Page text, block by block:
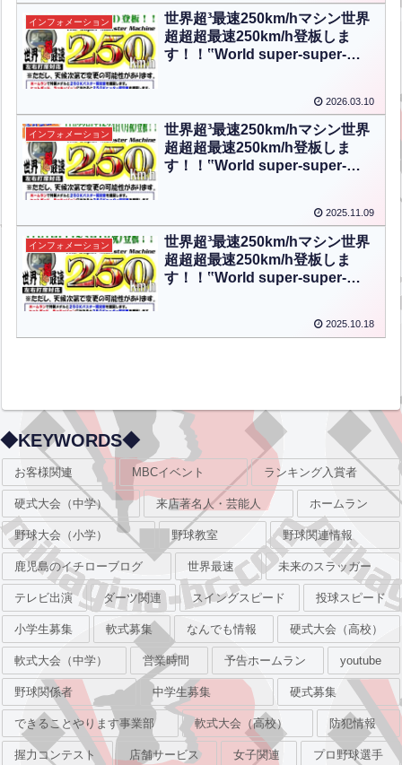
インフォメーション
世界超³最速250km/hマシン世界
超超超最速250km/h登板しま
す！！‟World super-super-
2026.03.10
インフォメーション
世界超³最速250km/hマシン世界
超超超最速250km/h登板しま
す！！‟World super-super-
2025.11.09
インフォメーション
世界超³最速250km/hマシン世界
超超超最速250km/h登板しま
す！！‟World super-super-
2025.10.18
◆KEYWORDS◆
お客様関連 MBCイベント ランキング入賞者
硬式大会（中学） 来店著名人・芸能人 ホームラン
野球大会（小学） 野球教室 野球関連情報
鹿児島のイチローブログ 世界最速 未来のスラッガー
テレビ出演 ダーツ関連 スイングスピード 投球スピード
小学生募集 軟式募集 なんでも情報 硬式大会（高校）
軟式大会（中学） 営業時間 予告ホームラン youtube
野球関係者 中学生募集 硬式募集
できることやります事業部 軟式大会（高校） 防犯情報
握力コンテスト 店舗サービス 女子関連 プロ野球選手